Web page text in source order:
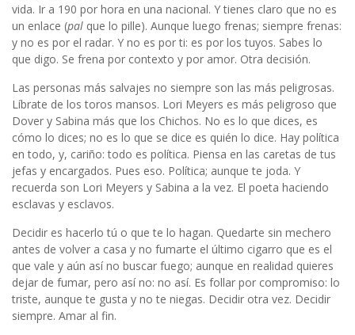
vida. Ir a 190 por hora en una nacional. Y tienes claro que no es
un enlace (pal que lo pille). Aunque luego frenas; siempre frenas:
y no es por el radar. Y no es por ti: es por los tuyos. Sabes lo
que digo. Se frena por contexto y por amor. Otra decisión.
Las personas más salvajes no siempre son las más peligrosas.
Líbrate de los toros mansos. Lori Meyers es más peligroso que
Dover y Sabina más que los Chichos. No es lo que dices, es
cómo lo dices; no es lo que se dice es quién lo dice. Hay política
en todo, y, cariño: todo es política. Piensa en las caretas de tus
jefas y encargados. Pues eso. Política; aunque te joda. Y
recuerda son Lori Meyers y Sabina a la vez. El poeta haciendo
esclavas y esclavos.
Decidir es hacerlo tú o que te lo hagan. Quedarte sin mechero
antes de volver a casa y no fumarte el último cigarro que es el
que vale y aún así no buscar fuego; aunque en realidad quieres
dejar de fumar, pero así no: no así. Es follar por compromiso: lo
triste, aunque te gusta y no te niegas. Decidir otra vez. Decidir
siempre. Amar al fin.